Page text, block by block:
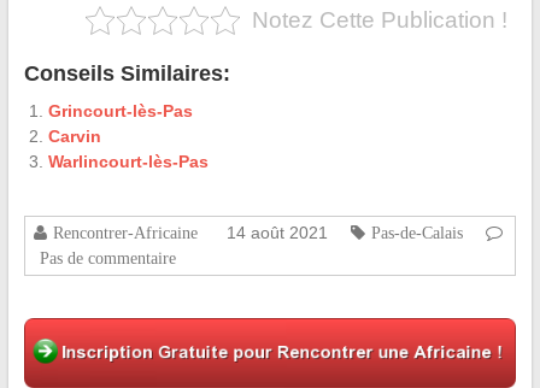
Notez Cette Publication !
Conseils Similaires:
Grincourt-lès-Pas
Carvin
Warlincourt-lès-Pas
Rencontrer-Africaine 14 août 2021
Pas-de-Calais
Pas de commentaire